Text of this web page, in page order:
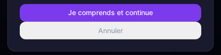
Je comprends et continue
Annuler